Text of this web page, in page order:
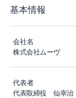
基本情報
会社名
株式会社ムーヴ
代表者
代表取締役 仙幸治